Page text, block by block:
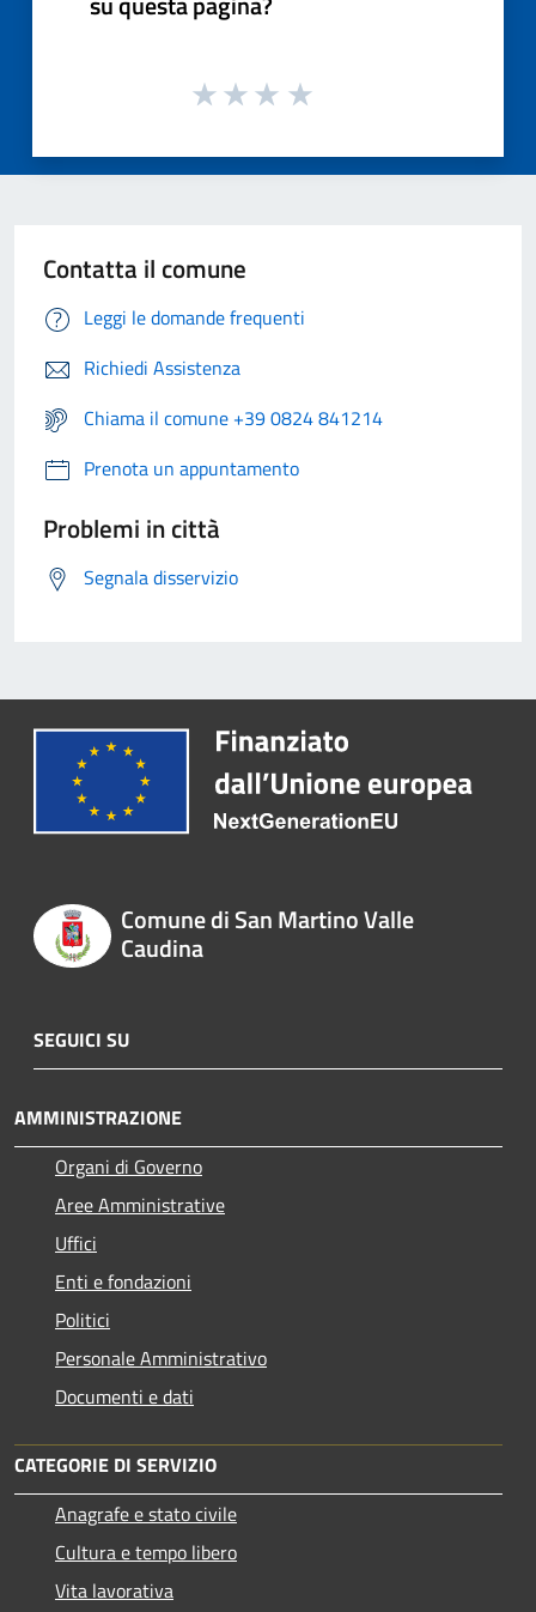
Contatta il comune
Leggi le domande frequenti
Richiedi Assistenza
Chiama il comune +39 0824 841214
Prenota un appuntamento
Problemi in città
Segnala disservizio
Comune di San Martino Valle
Caudina
SEGUICI SU
AMMINISTRAZIONE
Organi di Governo
Aree Amministrative
Uffici
Enti e fondazioni
Politici
Personale Amministrativo
Documenti e dati
CATEGORIE DI SERVIZIO
Anagrafe e stato civile
Cultura e tempo libero
Vita lavorativa